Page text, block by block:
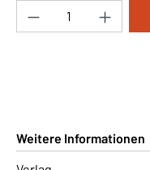
Produkt
Weitere Informationen